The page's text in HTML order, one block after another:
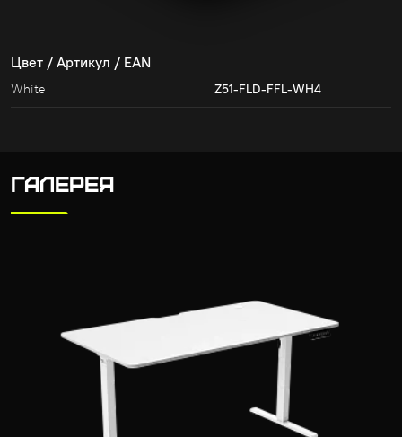
Цвет / Артикул / EAN
White Z51-FLD-FFL-WH4
ГАЛЕРЕЯ